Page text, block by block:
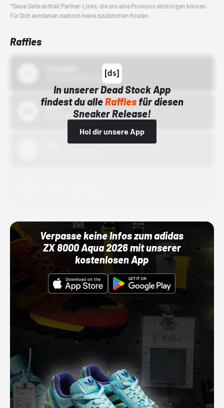
*Diese Seite enthält Partner-Links, die uns eine Provision einbringen können.
Für Dich entstehen dadurch keine zusätzlichen Kosten.
Raffles
In unserer Dead Stock App
findest du alleRafflesfür diesen
Sneaker Release!
Hol dir unsere App
Bstn
01.10.22 00:00 Uhr
Verpasse keine Infos zum adidas
ZX 8000 Aqua 2026 mit unserer
kostenlosen App